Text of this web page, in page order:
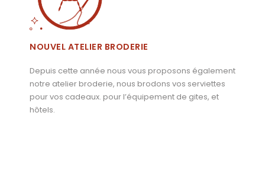
NOUVEL ATELIER BRODERIE
Depuis cette année nous vous proposons également
notre atelier broderie, nous brodons vos serviettes
pour vos cadeaux. pour l’équipement de gites, et
hôtels.